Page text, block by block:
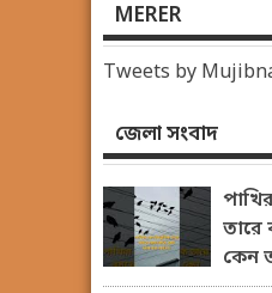
MERER
Tweets by
জেলা সংবাদ
তারে
কেন